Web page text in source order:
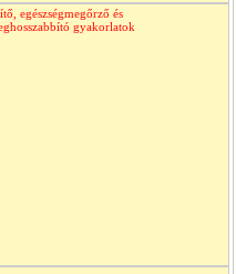
egészségmegőrző és
gyakorlatok